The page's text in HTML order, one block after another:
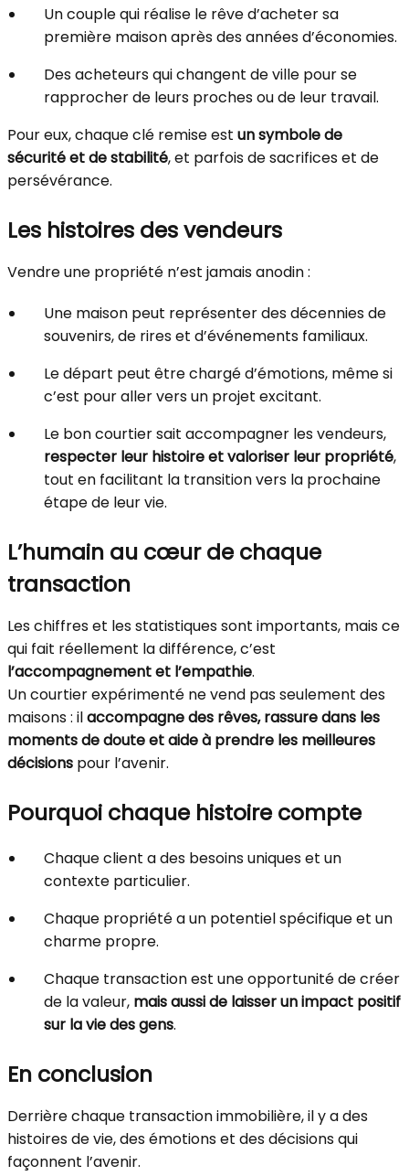
Un couple qui réalise le rêve d’acheter sa
première maison après des années d’économies.
Des acheteurs qui changent de ville pour se
rapprocher de leurs proches ou de leur travail.
Pour eux, chaque clé remise est un symbole de
sécurité et de stabilité, et parfois de sacrifices et de
persévérance.
Les histoires des vendeurs
Vendre une propriété n’est jamais anodin :
Une maison peut représenter des décennies de
souvenirs, de rires et d’événements familiaux.
Le départ peut être chargé d’émotions, même si
c’est pour aller vers un projet excitant.
Le bon courtier sait accompagner les vendeurs,
respecter leur histoire et valoriser leur propriété,
tout en facilitant la transition vers la prochaine
étape de leur vie.
L’humain au cœur de chaque
transaction
Les chiffres et les statistiques sont importants, mais ce
qui fait réellement la différence, c’est
l’accompagnement et l’empathie.
Un courtier expérimenté ne vend pas seulement des
maisons : ilaccompagne des rêves, rassure dans les
moments de doute et aide à prendre les meilleures
décisions pour l’avenir.
Pourquoi chaque histoire compte
Chaque client a des besoins uniques et un
contexte particulier.
Chaque propriété a un potentiel spécifique et un
charme propre.
Chaque transaction est une opportunité de créer
de la valeur, mais aussi de laisser un impact positif
sur la vie des gens.
En conclusion
Derrière chaque transaction immobilière, il y a des
histoires de vie, des émotions et des décisions qui
façonnent l’avenir.